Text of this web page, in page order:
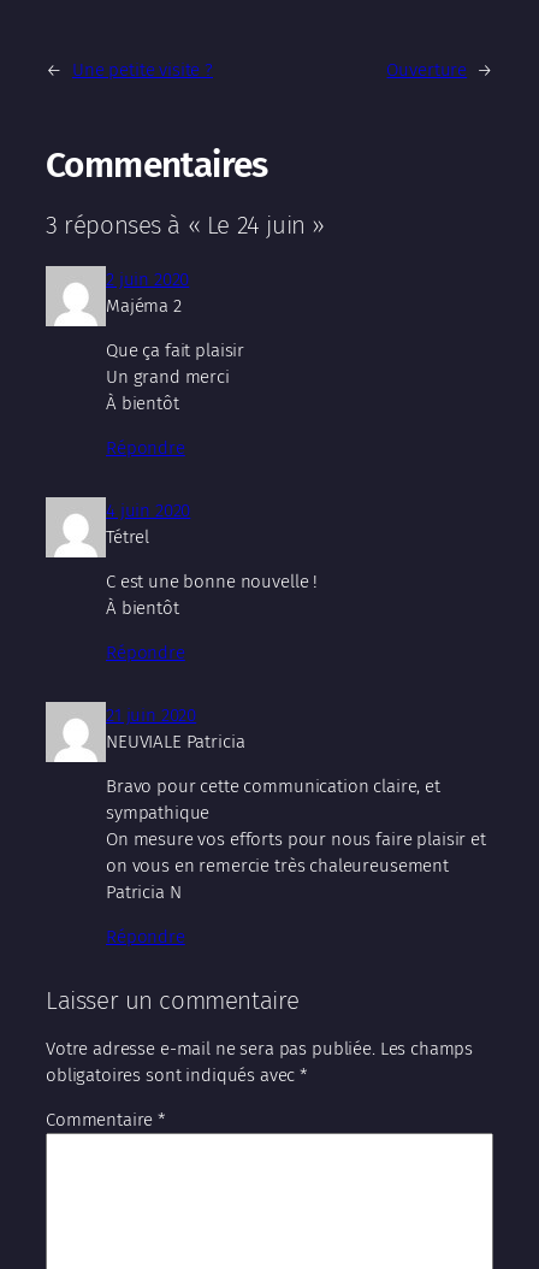
← Une petite visite ? Ouverture →
Commentaires
3 réponses à « Le 24 juin »
2 juin 2020
Majéma 2
Que ça fait plaisir
Un grand merci
À bientôt
Répondre
4 juin 2020
Tétrel
C est une bonne nouvelle !
À bientôt
Répondre
21 juin 2020
NEUVIALE Patricia
Bravo pour cette communication claire, et
sympathique
On mesure vos efforts pour nous faire plaisir et
on vous en remercie très chaleureusement
Patricia N
Répondre
Laisser un commentaire
Votre adresse e-mail ne sera pas publiée. Les champs
obligatoires sont indiqués avec*
Commentaire*